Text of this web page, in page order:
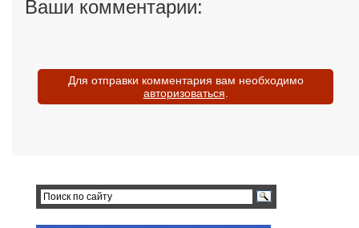
Ваши комментарии:
Для отправки комментария вам необходимо
авторизоваться